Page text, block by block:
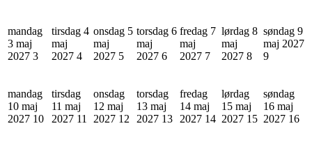
mandag
3 maj
2027 3
tirsdag 4
maj
2027 4
onsdag 5
maj
2027 5
torsdag 6
maj
2027 6
fredag 7
maj
2027 7
lørdag 8
maj
2027 8
søndag 9
maj 2027
9
mandag
10 maj
2027 10
tirsdag
11 maj
2027 11
onsdag
12 maj
2027 12
torsdag
13 maj
2027 13
fredag
14 maj
2027 14
lørdag
15 maj
2027 15
søndag
16 maj
2027 16